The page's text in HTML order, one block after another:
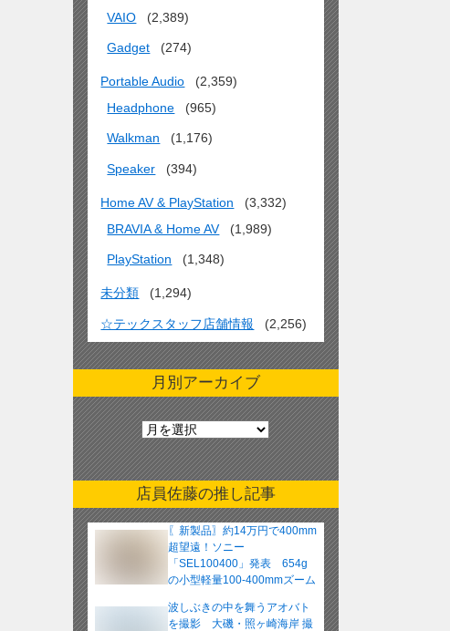
VAIO (2,389)
Gadget (274)
Portable Audio
(2,359)
Headphone
(965)
Walkman (1,176)
Speaker (394)
Home AV & PlayStation
(3,332)
BRAVIA & Home AV
(1,989)
PlayStation (1,348)
未分類 (1,294)
☆テックスタッフ店舗情報 (2,256)
月別アーカイブ
月
別
ア
ー
カ
イ
店員佐藤の推し記事
〖新製品〗約14万円で400mm
超望遠！ソニー
「SEL100400」発表 654g
の小型軽量100-400mmズーム
波しぶきの中を舞うアオバト
を撮影 大磯・照ヶ崎海岸 撮